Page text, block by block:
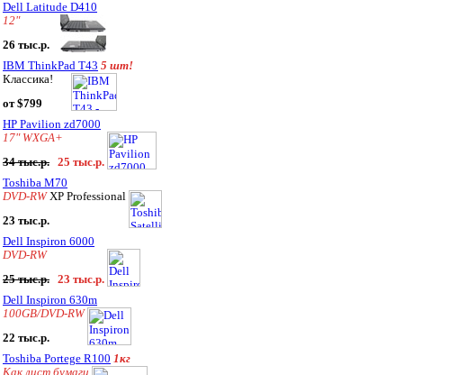
Dell Latitude D410
12"
26 тыс.р.
IBM ThinkPad T43 5 шт!
Классика!
от $799
HP Pavilion zd7000
17" WXGA+
34 тыс.р.
25 тыс.р.
Toshiba M70
DVD-RWXP Professional
23 тыс.р.
Dell Inspiron 6000
DVD-RW
25 тыс.р.
23 тыс.р.
Dell Inspiron 630m
100GB/DVD-RW
22 тыс.р.
Toshiba Portege R100 1кг
Как лист бумаги